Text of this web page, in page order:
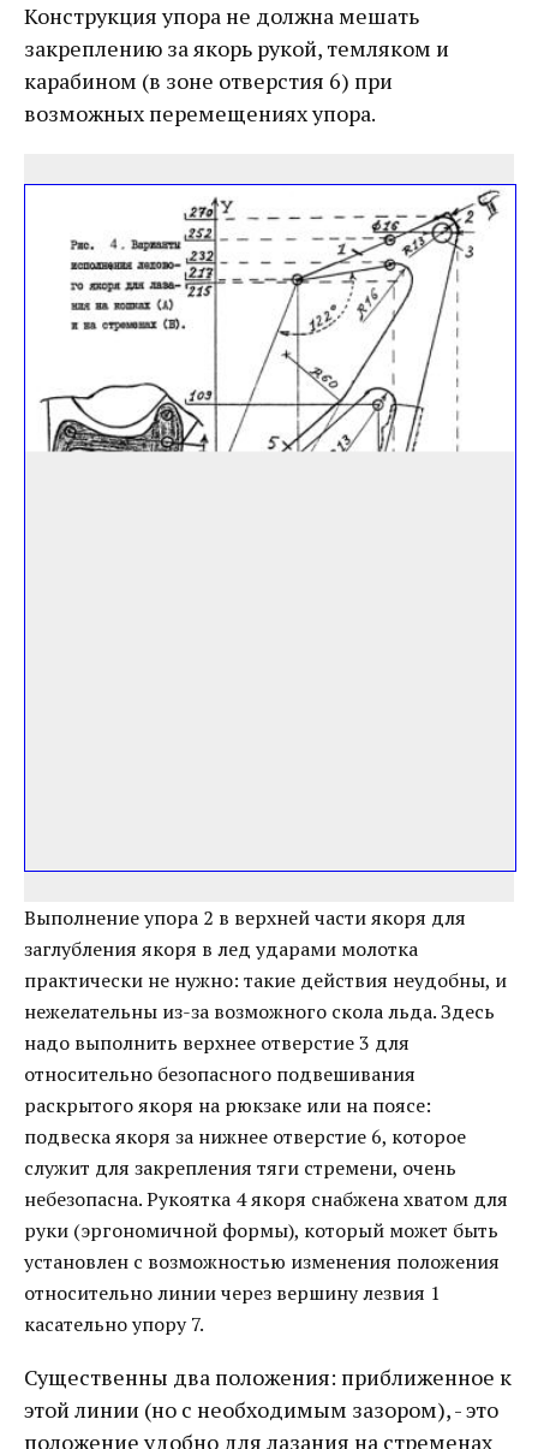
Конструкция упора не должна мешать
закреплению за якорь рукой, темляком и
карабином (в зоне отверстия 6) при
возможных перемещениях упора.
Выполнение упора 2 в верхней части якоря для
заглубления якоря в лед ударами молотка
практически не нужно: такие действия неудобны, и
нежелательны из-за возможного скола льда. Здесь
надо выполнить верхнее отверстие 3 для
относительно безопасного подвешивания
раскрытого якоря на рюкзаке или на поясе:
подвеска якоря за нижнее отверстие 6, которое
служит для закрепления тяги стремени, очень
небезопасна. Рукоятка 4 якоря снабжена хватом для
руки (эргономичной формы), который может быть
установлен с возможностью изменения положения
относительно линии через вершину лезвия 1
касательно упору 7.
Существенны два положения: приближенное к
этой линии (но с необходимым зазором), - это
положение удобно для лазания на стременах